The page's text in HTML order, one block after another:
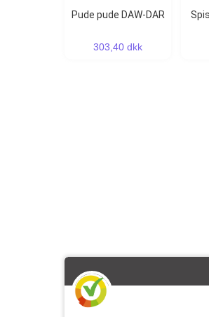
Pude pude DAW-DAR
303,40 dkk
Spisebordsstol DAR